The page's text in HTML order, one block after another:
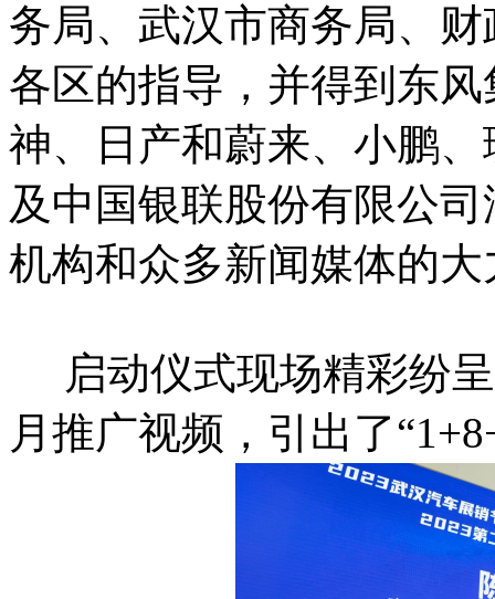
务局、武汉市商务局、
各区的指导，并得到东
神、日产和蔚来、小鹏
及中国银联股份有限公
机构和众多新闻媒体的
启动仪式现场精彩纷
月推广视频，引出了